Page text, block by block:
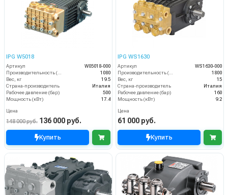
IPG W5018
Артикул
W05018-000
1080
Вес, кг
19.5
Страна-производитель
Италия
Рабочее давление (бар)
500
Мощность (кВт)
17.4
Цена
148 000 руб. 136 000 руб.
Купить
IPG WS1630
Артикул
WS1630-000
1800
Вес, кг
15
Страна-производитель
Италия
Рабочее давление (бар)
160
Мощность (кВт)
9.2
Цена
61 000 руб.
Купить